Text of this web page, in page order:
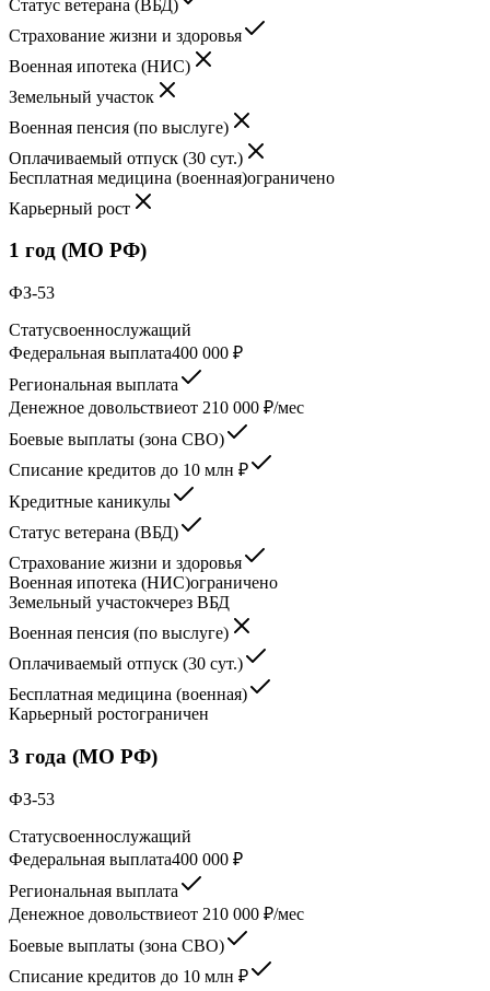
Статус ветерана (ВБД)
Страхование жизни и здоровья
Военная ипотека (НИС)
Земельный участок
Военная пенсия (по выслуге)
Оплачиваемый отпуск (30 сут.)
Бесплатная медицина (военная)ограничено
Карьерный рост
1 год (МО РФ)
ФЗ-53
Статусвоеннослужащий
Федеральная выплата400 000 ₽
Региональная выплата
Денежное довольствиеот 210 000 ₽/мес
Боевые выплаты (зона СВО)
Списание кредитов до 10 млн ₽
Кредитные каникулы
Статус ветерана (ВБД)
Страхование жизни и здоровья
Военная ипотека (НИС)ограничено
Земельный участокчерез ВБД
Военная пенсия (по выслуге)
Оплачиваемый отпуск (30 сут.)
Бесплатная медицина (военная)
Карьерный ростограничен
3 года (МО РФ)
ФЗ-53
Статусвоеннослужащий
Федеральная выплата400 000 ₽
Региональная выплата
Денежное довольствиеот 210 000 ₽/мес
Боевые выплаты (зона СВО)
Списание кредитов до 10 млн ₽